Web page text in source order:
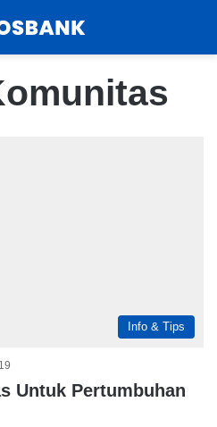
Info & Tips
19
Untuk Pertumbuhan